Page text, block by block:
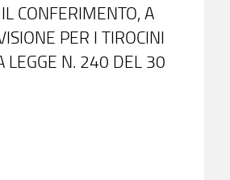
CONFERIMENTO, A
PER I TIROCINI
LEGGE N. 240 DEL 30